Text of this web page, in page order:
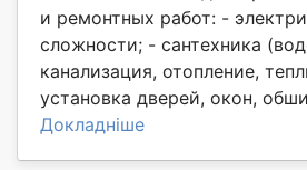
и ремонтных работ: -
сложности; - сантехника
канализация, отопление,
установка дверей, окон,
Докладніше